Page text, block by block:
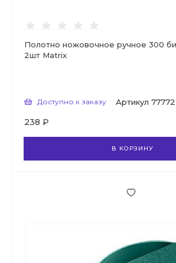
Полотно ножовочное ручное 300
2шт Matrix
Доступно к заказу Артикул 77772
238 ₽
В КОРЗИНУ